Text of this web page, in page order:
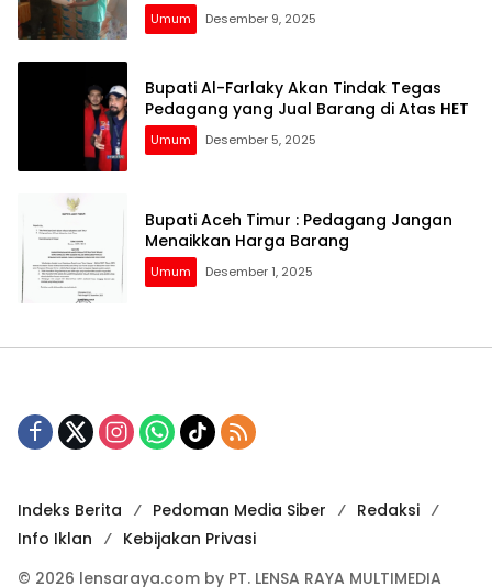
Umum Desember 9, 2025
Bupati Al-Farlaky Akan Tindak Tegas
Pedagang yang Jual Barang di Atas HET
Umum Desember 5, 2025
Bupati Aceh Timur : Pedagang Jangan
Menaikkan Harga Barang
Umum Desember 1, 2025
Indeks Berita Pedoman Media Siber
Redaksi
Info Iklan
Kebijakan Privasi
© 2026 lensaraya.com by PT. LENSA RAYA MULTIMEDIA